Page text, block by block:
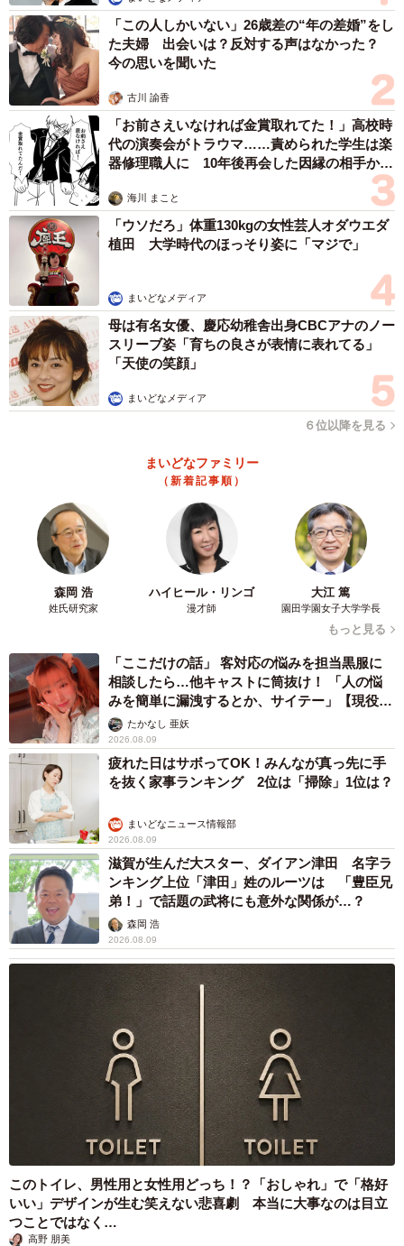
5/8
アラフィフ・50代男性が離婚歴あっても結婚相手として考えることでき
ますか？（提供画像）
アラフィフ・50代男性と結婚するとしたら、以下の中でもっとも気にな
るのはどれですか？（提供画像）
続いて、「アラフィフ・50代男性が離婚歴あっても結婚相
の人が「考えることできる」と回答。また、「アラフィ
フ・50代男性と結婚するとしたら、最も気になること」に
ついては、「健康状態」（46.5%）、「貯蓄・資産」
（42.0%）、「給与・退職金」（11.5%）といった回答が上
位に並びました。
あなたの親友がアラフィフ・50代男性と結婚しようか悩んでいると打ち
明けられたらどうしますか？（提供画像）
次に、「あなたの親友がアラフィフ・50代男性と結婚しよ
うか悩んでいると打ち明けられたらどうしますか」と聞い
たところ、79.5％の人が「応援する」と回答、「やめるよ
う説得する」は20.5％だったそうです。
「この人しかいない」26歳差の“年の差婚”をし
た夫婦 出会いは？反対する声はなかった？
今の思いを聞いた
古川 諭香
「お前さえいなければ金賞取れてた！」高校時
代の演奏会がトラウマ……責められた学生は楽
器修理職人に 10年後再会した因縁の相手から
海川 まこと
「ウソだろ」体重130kgの女性芸人オダウエダ
植田 大学時代のほっそり姿に「マジで」
まいどなメディア
母は有名女優、慶応幼稚舎出身CBCアナのノー
スリーブ姿「育ちの良さが表情に表れてる」
「天使の笑顔」
まいどなメディア
６位以降を見る
まいどなファミリー
（新着記事順）
森岡 浩
姓氏研究家
ハイヒール・リンゴ
漫才師
大江 篤
園田学園女子大学学長
もっと見る
「ここだけの話」 客対応の悩みを担当黒服に
相談したら…他キャストに筒抜け！ 「人の悩
みを簡単に漏洩するとか、サイテー」【現役キ
ャストに取材】
たかなし 亜妖
2026.08.09
疲れた日はサボってOK！みんなが真っ先に手
を抜く家事ランキング 2位は「掃除」1位は？
まいどなニュース情報部
2026.08.09
滋賀が生んだ大スター、ダイアン津田 名字ラ
ンキング上位「津田」姓のルーツは 「豊臣兄
弟！」で話題の武将にも意外な関係が…？
森岡 浩
2026.08.09
このトイレ、男性用と女性用どっち！？「おしゃれ」で「格好
いい」デザインが生む笑えない悲喜劇 本当に大事なのは目立
つことではなく…
高野 朋美